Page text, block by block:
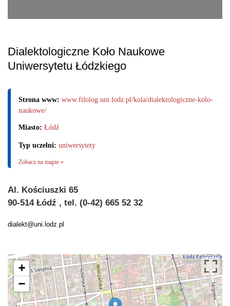
Dialektologiczne Koło Naukowe
Uniwersytetu Łódzkiego
Strona www: www.filolog.uni.lodz.pl/kola/dialektologiczne-kolo-
naukowe/
Miasto: Łódź
Typ uczelni: uniwersytety
Zobacz na mapie »
Al. Kościuszki 65
90-514 Łódź , tel. (0-42) 665 52 32
dialekt@uni.lodz.pl
+
−